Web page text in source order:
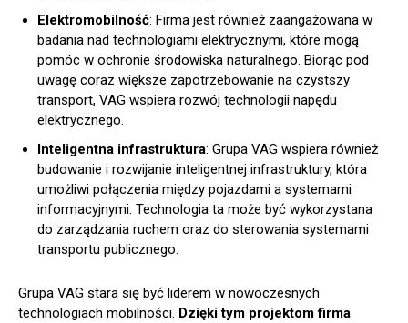
Elektromobilność: Firma jest również zaangażowana w
badania nad technologiami elektrycznymi, które mogą
pomóc w ochronie środowiska naturalnego. Biorąc pod
uwagę coraz większe zapotrzebowanie na czystszy
transport, VAG wspiera rozwój technologii napędu
elektrycznego.
Inteligentna infrastruktura: Grupa VAG wspiera również
budowanie i rozwijanie inteligentnej infrastruktury, która
umożliwi połączenia między pojazdami a systemami
informacyjnymi. Technologia ta może być wykorzystana
do zarządzania ruchem oraz do sterowania systemami
transportu publicznego.
Grupa VAG stara się być liderem w nowoczesnych
technologiach mobilności. Dzięki tym projektom firma